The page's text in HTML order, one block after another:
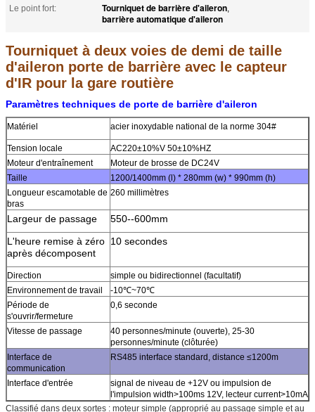
Le point fort:
Tourniquet de barrière d'aileron,
barrière automatique d'aileron
Tourniquet à deux voies de demi de taille
d'aileron porte de barrière avec le capteur
d'IR pour la gare routière
Paramètres techniques de porte de barrière d'aileron
Matériel acier inoxydable national de la norme 304#
Tension locale
AC220±10%V 50±10%HZ
Moteur d'entraînement
Moteur de brosse de DC24V
Taille
1200/1400mm (l) * 280mm (w) * 990mm (h)
Longueur escamotable de
bras
260 millimètres
Largeur de passage
550--600mm
L'heure remise à zéro
après décomposent
10 secondes
Direction
simple ou bidirectionnel (facultatif)
Environnement de travail
-10℃~70℃
Période de
s'ouvrir/fermeture
0,6 seconde
Vitesse de passage
40 personnes/minute (ouverte), 25-30
personnes/minute (clôturée)
Interface de
communication
RS485 interface standard, distance ≤1200m
Interface d'entrée
signal de niveau de +12V ou impulsion de
l'impulsion width>100ms 12V, lecteur current>10mA
Classifié dans deux sortes : moteur simple (approprié au passage simple et au